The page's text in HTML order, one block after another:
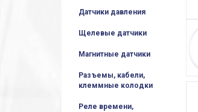
Датчики давления
Щелевые датчики
Магнитные датчики
Разъемы, кабели,
клеммные колодки
Реле времени,